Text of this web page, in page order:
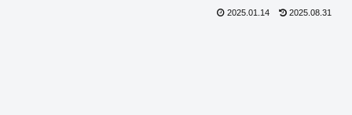
2025.01.14 2025.08.31